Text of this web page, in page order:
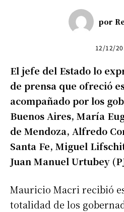
por
12/12/
El jefe del Estado lo
de prensa que ofreció
acompañado por los
Buenos Aires, María
de Mendoza, Alfredo
Santa Fe, Miguel
Juan Manuel Urtubey
Mauricio Macri recibió
totalidad de los